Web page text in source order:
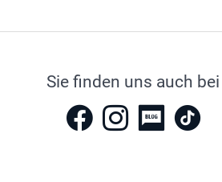
Sie finden uns auch bei